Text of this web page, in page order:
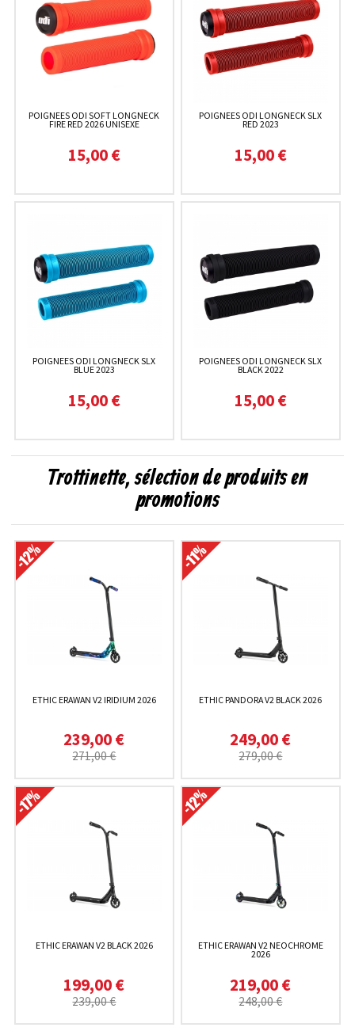
POIGNEES ODI SOFT LONGNECK
FIRE RED 2026 UNISEXE
15,00 €
POIGNEES ODI LONGNECK SLX
RED 2023
15,00 €
POIGNEES ODI LONGNECK SLX
BLUE 2023
15,00 €
POIGNEES ODI LONGNECK SLX
BLACK 2022
15,00 €
Trottinette, sélection de produits en
promotions
ETHIC ERAWAN V2 IRIDIUM 2026
239,00 €
271,00 €
ETHIC PANDORA V2 BLACK 2026
249,00 €
279,00 €
ETHIC ERAWAN V2 BLACK 2026
199,00 €
239,00 €
ETHIC ERAWAN V2 NEOCHROME
2026
219,00 €
248,00 €